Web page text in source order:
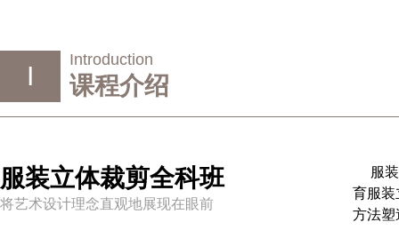
I
Introduction
课程介绍
服装立体裁剪全科班
将艺术设计理念直观地展现在眼前
服
育服装
方法塑